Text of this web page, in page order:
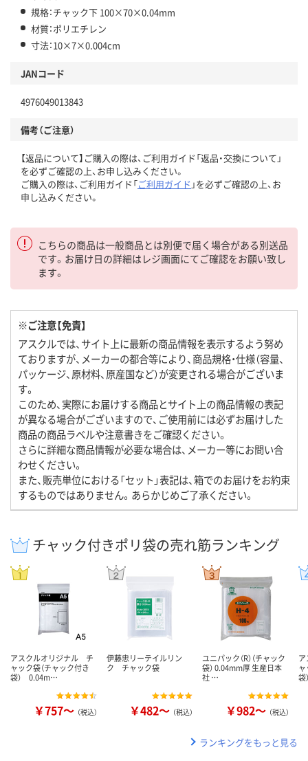
規格：チャック下 100×70×0.04mm
材質：ポリエチレン
寸法：10×7×0.004cm
JANコード
4976049013843
備考（ご注意）
【返品について】ご購入の際は、ご利用ガイド「返品・交換について」
を必ずご確認の上、お申し込みください。
ご購入の際は、ご利用ガイド「ご利用ガイド 」を必ずご確認の上、お
申し込みください。
こちらの商品は一般商品とは別便で届く場合がある別送品
です。お届け日の詳細はレジ画面にてご確認をお願い致し
ます。
※ご注意【免責】
アスクルでは、サイト上に最新の商品情報を表示するよう努め
ておりますが、メーカーの都合等により、商品規格・仕様（容量、
パッケージ、原材料、原産国など）が変更される場合がございま
す。
このため、実際にお届けする商品とサイト上の商品情報の表記
が異なる場合がございますので、ご使用前には必ずお届けした
商品の商品ラベルや注意書きをご確認ください。
さらに詳細な商品情報が必要な場合は、メーカー等にお問い合
わせください。
また、販売単位における「セット」表記は、箱でのお届けをお約束
するものではありません。あらかじめご了承ください。
チャック付きポリ袋の売れ筋ランキング
アスクルオリジナル チ
ャック袋（チャック付き
袋） 0.04m…
￥757～ （税込）
伊藤忠リーテイルリン
ク チャック袋
￥482～ （税込）
ユニパック（R）（チャック
袋） 0.04mm厚 生産日本
社 …
￥982～ （税込）
ャ
ランキングをもっと見る